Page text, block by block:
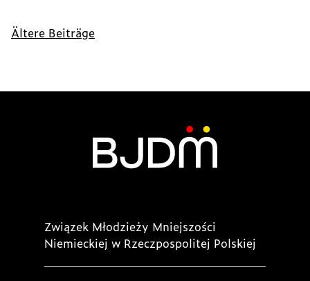
Beitragsnavigation
Ältere Beiträge
Związek Młodzieży Mniejszości
Niemieckiej w Rzeczpospolitej Polskiej